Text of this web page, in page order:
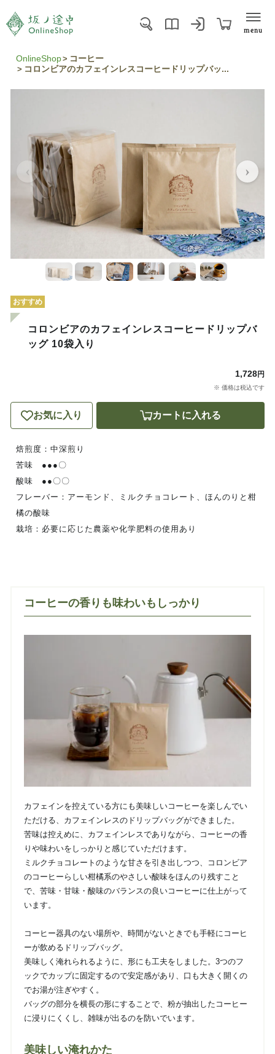
menu
OnlineShop
コーヒー
コロンビアのカフェインレスコーヒードリップバッ...
おすすめ
コロンビアのカフェインレスコーヒードリップバ
ッグ 10袋入り
1,728円
※ 価格は税込です
お気に入り カートに入れる
焙煎度：中深煎り
苦味 ●●●〇
酸味 ●●〇〇
フレーバー：アーモンド、ミルクチョコレート、ほんのりと柑
橘の酸味
栽培：必要に応じた農薬や化学肥料の使用あり
コーヒーの香りも味わいもしっかり
カフェインを控えている方にも美味しいコーヒーを楽しんでい
ただける、カフェインレスのドリップバッグができました。
苦味は控えめに、カフェインレスでありながら、コーヒーの香
りや味わいをしっかりと感じていただけます。
ミルクチョコレートのような甘さを引き出しつつ、コロンビア
のコーヒーらしい柑橘系のやさしい酸味をほんのり残すこと
で、苦味・甘味・酸味のバランスの良いコーヒーに仕上がって
います。
コーヒー器具のない場所や、時間がないときでも手軽にコーヒ
ーが飲めるドリップバッグ。
美味しく淹れられるように、形にも工夫をしました。3つのフ
ックでカップに固定するので安定感があり、口も大きく開くの
でお湯が注ぎやすく。
バッグの部分を横長の形にすることで、粉が抽出したコーヒー
に浸りにくくし、雑味が出るのを防いでいます。
美味しい淹れかた